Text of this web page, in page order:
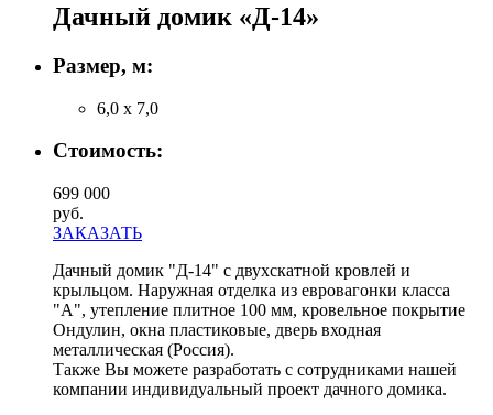
Дачный домик «Д-14»
Размер, м:
6,0 х 7,0
Стоимость:
699 000
руб.
ЗАКАЗАТЬ
Дачный домик "Д-14" с двухскатной кровлей и
крыльцом. Наружная отделка из евровагонки класса
"А", утепление плитное 100 мм, кровельное покрытие
Ондулин, окна пластиковые, дверь входная
металлическая (Россия).
Также Вы можете разработать с сотрудниками нашей
компании индивидуальный проект дачного домика.